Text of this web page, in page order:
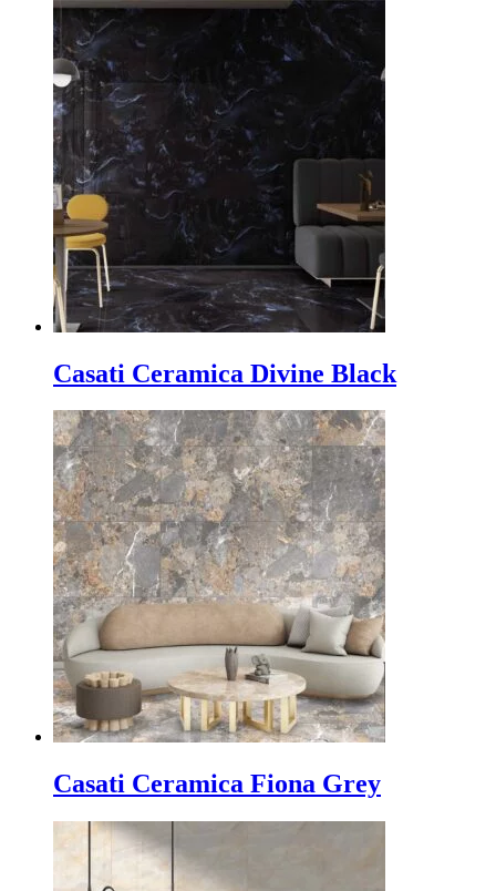
Casati Ceramica Divine Black
Casati Ceramica Fiona Grey